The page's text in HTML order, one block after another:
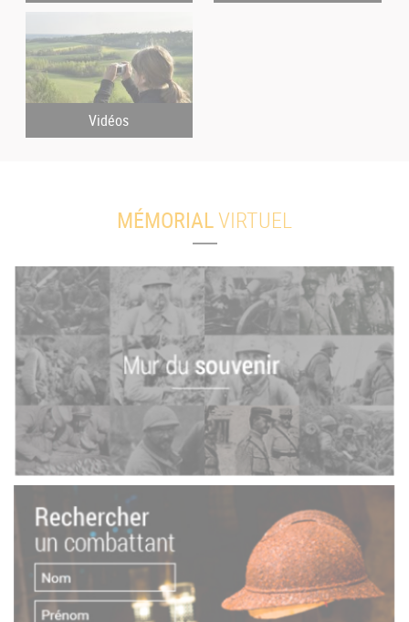
Vidéos
MÉMORIALVIRTUEL